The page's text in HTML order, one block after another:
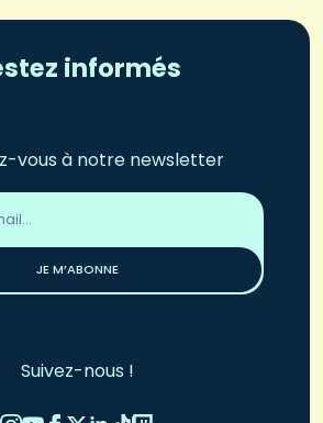
informés
vous à notre newsletter
JE M’ABONNE
Suivez-nous !